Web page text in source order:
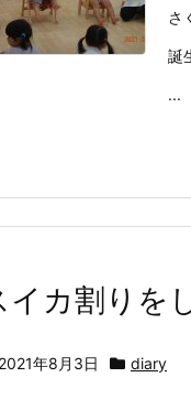
さ
誕
...
イカ割りを
2021年8月3日 diary